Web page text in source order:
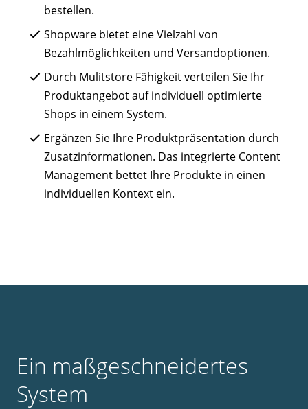
bestellen.
Shopware bietet eine Vielzahl von
Bezahlmöglichkeiten und Versandoptionen.
Durch Mulitstore Fähigkeit verteilen Sie Ihr
Produktangebot auf individuell optimierte
Shops in einem System.
Ergänzen Sie Ihre Produktpräsentation durch
Zusatzinformationen. Das integrierte Content
Management bettet Ihre Produkte in einen
individuellen Kontext ein.
Ein maßgeschneidertes
System